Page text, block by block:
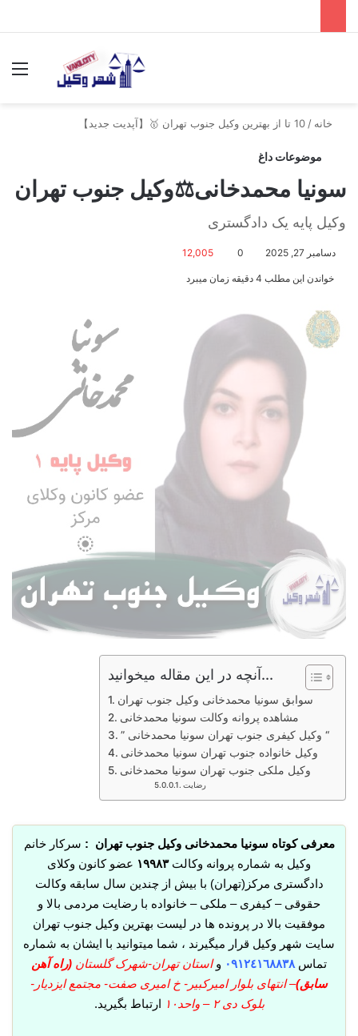
خانه / 10 تا از بهترین وکیل جنوب تهران 🥇【آپدیت جدید】
موضوعات داغ
سونیا محمدخانی⚖️وکیل جنوب تهران
وکیل پایه یک دادگستری
دسامبر 27, 2025 0
12,005
خواندن این مطلب 4 دقیقه زمان میبرد
آنچه در این مقاله میخوانید...
سوابق سونیا محمدخانی وکیل جنوب تهران
مشاهده پروانه وکالت سونیا محمدخانی
” وکیل کیفری جنوب تهران سونیا محمدخانی “
وکیل خانواده جنوب تهران سونیا محمدخانی
وکیل ملکی جنوب تهران سونیا محمدخانی
رضایت
معرفی کوتاه سونیا محمدخانی وکیل جنوب تهران : سرکار خانم
وکیل به شماره پروانه وکالت١٩٩٨٣ عضو کانون وکلای
دادگستری مرکز(تهران) با بیش از چندین سال سابقه وکالت
حقوقی – کیفری – ملکی – خانواده با رضایت مردمی بالا و
موفقیت بالا در پرونده ها در لیست بهترین وکیل جنوب تهران
سایت شهر وکیل قرار میگیرند ، شما میتوانید با ایشان به شماره
تماس ٠٩١٢٤١٦٨٨٣٨ واستان تهران-شهرک گلستان (راه آهن
سابق)– انتهای بلوار امیرکبیر- خ امیری صفت- مجتمع ایزدیار-
بلوک دی ٢ – واحد١٠
ارتباط بگیرید.